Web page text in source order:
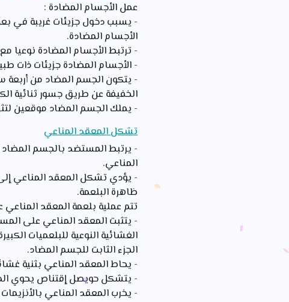
عمل الأجسام المضادة :
- يسبب دخول جزيئات غريبة في
الأجسام المضادة.
- ترتبط الأجسام المضادة نوعيا
- الأجسام المضادة جزيئات ذات
- يتكون الجسم المضاد من أربعة
الخفيفة عن طريق جسور ثنائية
- يملك الجسم المضاد موقعين
تشكل المعقد المناعي
- يرتبط المستضد بالجسم
المناعي.
- يؤدي تشكل المعقد المناعي
ظاهرة البلعمة.
تتم عملية بلعمة المعقد
- يتثبت المعقد المناعي على
الغشائية النوعية للبلعميات
الجزء الثابت للجسم المضاد.
- يحاط المعقد المناعي بثنية
- يتشكل حويصل إقتناص يحوي
- يخرب المعقد المناعي